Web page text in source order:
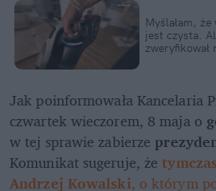
Myślałam,
jest czysta.
zweryfikował
Jak poinformowała Kancelaria
czwartek wieczorem, 8 maja o
w tej sprawie zabierze
Komunikat sugeruje, że
Andrzej Kowalski, o którym